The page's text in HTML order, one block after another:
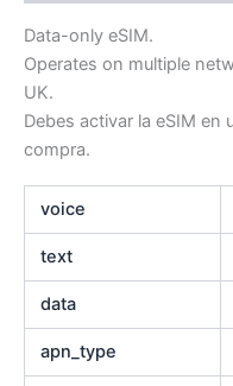
Data-only eSIM.
Operates on multiple
UK.
Debes activar la eSIM en
compra.
voice
text
data
apn_type